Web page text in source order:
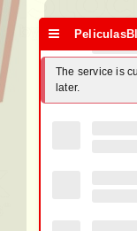
Busca tu
Años
The service is
later.